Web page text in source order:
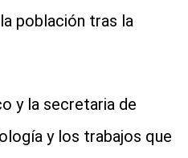
población tras la
y la secretaria de
y los trabajos que